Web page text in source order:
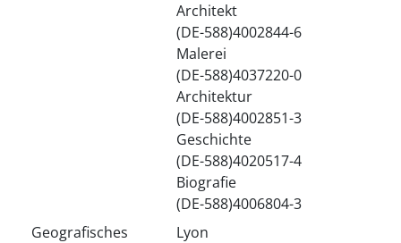
Architekt
(DE-588)4002844-6
Malerei
(DE-588)4037220-0
Architektur
(DE-588)4002851-3
Geschichte
(DE-588)4020517-4
Biografie
(DE-588)4006804-3
Geografisches
Lyon